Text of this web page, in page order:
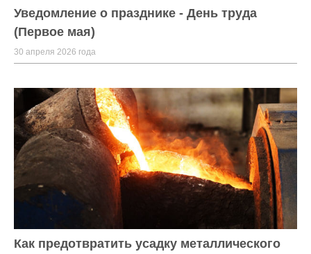
Уведомление о празднике - День труда
(Первое мая)
30 апреля 2026 года
Как предотвратить усадку металлического